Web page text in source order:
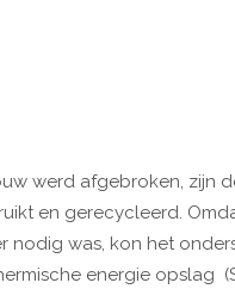
werd afgebroken, zijn
en gerecycleerd.
nodig was, kon het
energie opslag